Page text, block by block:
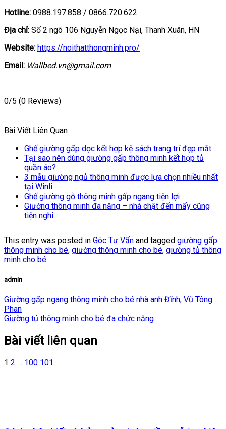
Hotline: 0988.197.858 / 0866.720.622
Địa chỉ: Số 2 ngõ 106 Nguyễn Ngọc Nại, Thanh Xuân, HN
Website: https://noithatthongminh.pro/
Email: Wallbed.vn@gmail.com
0/5 (0 Reviews)
Bài Viết Liên Quan
Ghế giường gấp dọc kết hợp kệ sách trang trí đẹp mắt
Tại sao nên dùng giường gấp thông minh kết hợp tủ
quần áo?
3 mẫu giường ngủ thông minh được lựa chọn nhiều nhất
tại Winli
Ghế giường gỗ thông minh gấp ngang tiện lợi
Giường thông minh đa năng – nhà chật đến mấy cũng
tiện nghi
This entry was posted in Góc Tư Vấn and tagged giường gấp
thông minh cho bé, giường thông minh cho bé, giường tủ thông
minh cho bé.
admin
Giường gấp ngang thông minh cho bé nhà anh Đĩnh, Vũ Tông
Phan
Giường tủ thông minh cho bé đa chức năng
Bài viết liên quan
1 2 … 100 101